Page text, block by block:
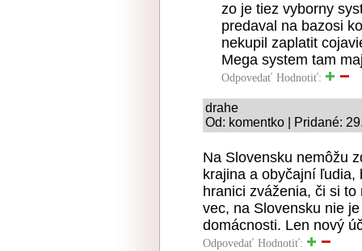
zo je tiez vyborny
predaval na bazosi
nekupil zaplatit
Mega system tam
Odpovedať Hodnotiť:
drahe
Od: komentko | Pridané:
Na Slovensku nemôžu
krajina a obyčajní ľudia,
hranici zváženia, či si
vec, na Slovensku nie
domácnosti. Len nový
Odpovedať Hodnotiť: